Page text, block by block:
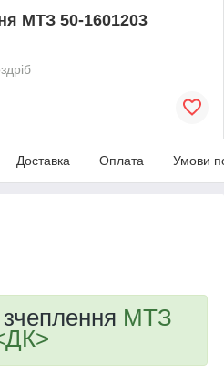
МТЗ 50-1601203
Доставка Оплата Умови
зчеплення МТЗ